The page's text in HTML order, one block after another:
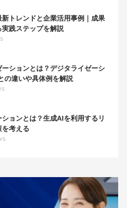
トレンドと企業活用事例｜成果
実践ステップを解説
ーションとは？デジタライゼーシ
の違いや具体例を解説
ョンとは？生成AIを利用するリ
を考える